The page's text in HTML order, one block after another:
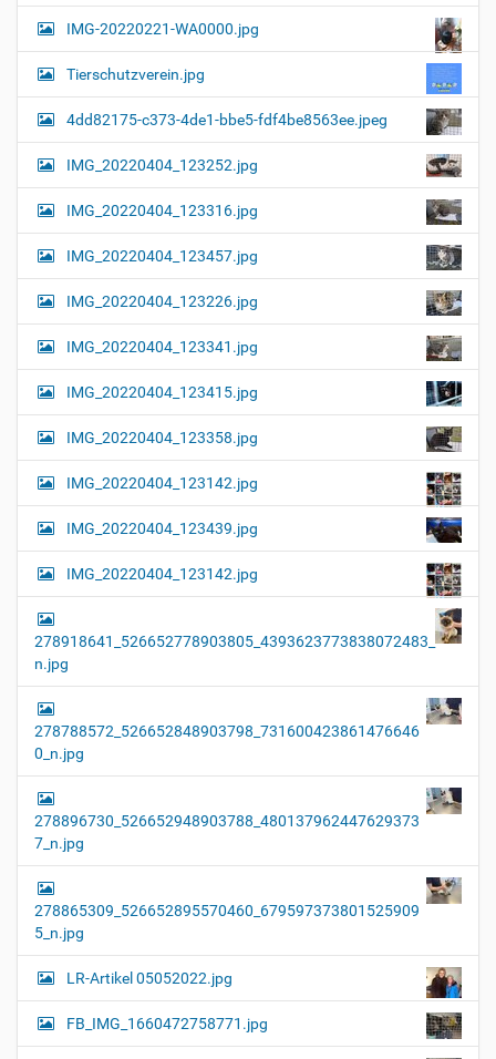
i
l
r
e
…
i
g
a
t
i
o
n
IMG-20220221-WA0000.jpg
Tierschutzverein.jpg
4dd82175-c373-4de1-bbe5-fdf4be8563ee.jpeg
IMG_20220404_123252.jpg
IMG_20220404_123316.jpg
IMG_20220404_123457.jpg
IMG_20220404_123226.jpg
IMG_20220404_123341.jpg
IMG_20220404_123415.jpg
IMG_20220404_123358.jpg
IMG_20220404_123142.jpg
IMG_20220404_123439.jpg
IMG_20220404_123142.jpg
278918641_526652778903805_4393623773838072483_
n.jpg
278788572_526652848903798_731600423861476646
0_n.jpg
278896730_526652948903788_480137962447629373
7_n.jpg
278865309_526652895570460_679597373801525909
5_n.jpg
LR-Artikel 05052022.jpg
FB_IMG_1660472758771.jpg